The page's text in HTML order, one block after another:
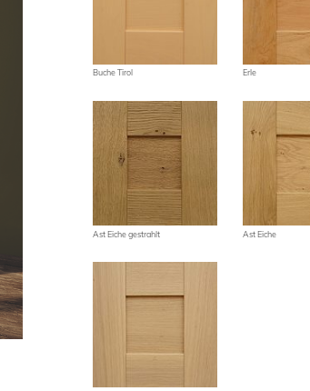
Buche Tirol Erle
Ast Eiche gestrahlt Ast Eiche